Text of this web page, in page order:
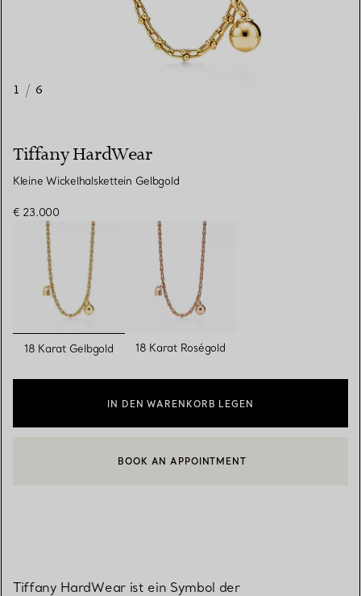
1 / 6
Tiffany HardWear
Kleine Wickelhalskettein Gelbgold
€ 23.000
ausgewählt
18 Karat Gelbgold 18 Karat Roségold
IN DEN WARENKORB LEGEN
EINEN KUNDENBERATER KONTAKTIEREN ODER EINEN
BOOK AN APPOINTMENT
Tiffany HardWear ist ein Symbol der